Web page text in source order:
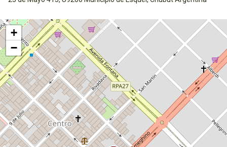
+
−
Activar mapa